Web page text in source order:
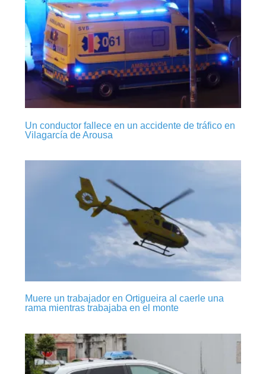
Un conductor fallece en un accidente de tráfico en
Vilagarcía de Arousa
Muere un trabajador en Ortigueira al caerle una
rama mientras trabajaba en el monte